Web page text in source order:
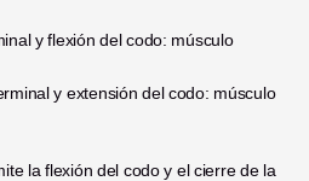
y flexión del codo: músculo
y extensión del codo: músculo
la flexión del codo y el cierre de la